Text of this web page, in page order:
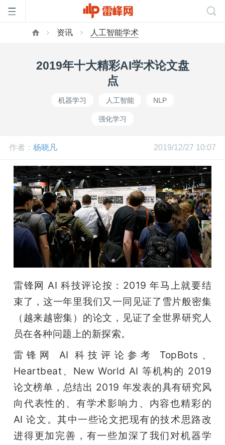
网
公
开
课
活
动
GAIR
专
资讯 人工智能学术
2019年十大精彩AI学术论文盘
点
机器学习 人工智能 NLP
强化学习
作者： 杨晓凡 2019/12/27 10:07
雷锋网 AI 科技评论按：2019 年马上就要结
束了，这一年里我们又一同见证了雪片般密集
（越来越密集）的论文，见证了全世界研究人
员在各种问题上的新探索。
雷锋网 AI 科技评论参考 TopBots、
Heartbeat、New World AI 等机构的 2019
论文榜单，总结出 2019 年发表的具有研究风
向代表性的、有学术影响力、内容也精彩的
AI 论文。其中一些论文把现有的技术思路改
进得更加完善，有一些加深了我们对机器学